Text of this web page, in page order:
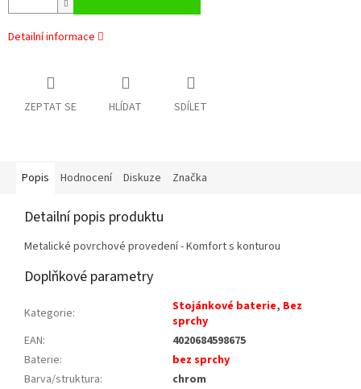
Detailní informace
ZEPTAT SE HLÍDAT SDÍLET
Popis Hodnocení Diskuze Značka
Detailní popis produktu
Metalické povrchové provedení - Komfort s konturou
Doplňkové parametry
Kategorie: Stojánkové baterie, Bez
sprchy
EAN:
4020684598675
Baterie:
bez sprchy
Barva/struktura:
chrom